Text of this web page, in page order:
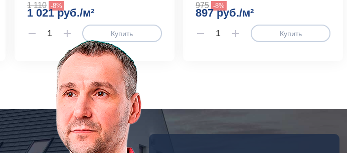
1 110 -8%
1 021 руб./м²
Купить
975 -8%
897 руб./м²
Купить